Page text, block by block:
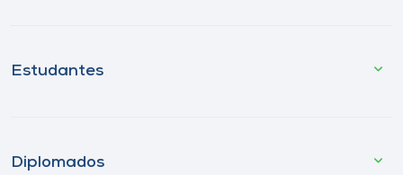
Estudantes
Diplomados